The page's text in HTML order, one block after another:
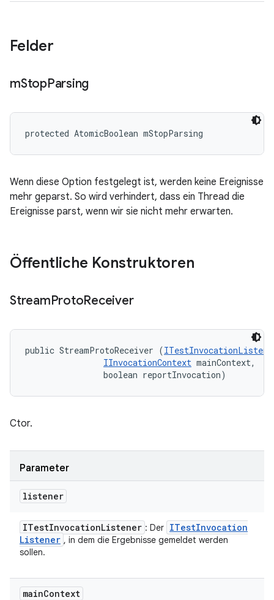
Felder
mStopParsing
protected AtomicBoolean mStopParsing
Wenn diese Option festgelegt ist, werden keine Ereignisse
mehr geparst. So wird verhindert, dass ein Thread die
Ereignisse parst, wenn wir sie nicht mehr erwarten.
Öffentliche Konstruktoren
StreamProtoReceiver
public StreamProtoReceiver (
IInvocationContext mainContext,
                boolean reportInvocation)
Ctor.
Parameter
listener
ITestInvocationListener : Der ITestInvocation
Listener , in dem die Ergebnisse gemeldet werden
sollen.
mainContext